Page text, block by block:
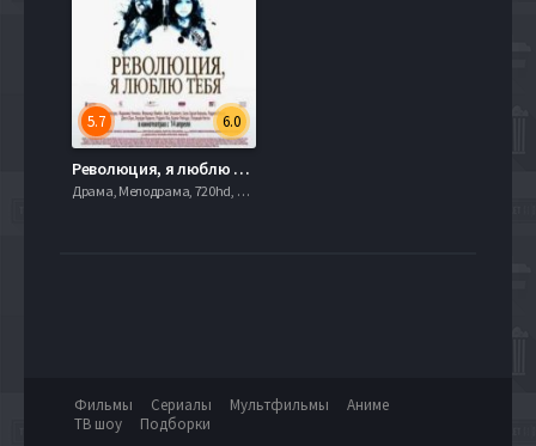
6.0
5.7
Революция, я люблю тебя! (2010)
Драма, Мелодрама, 720hd, mobilen,
Фильмы Сериалы Мультфильмы
Аниме
ТВ шоу
Подборки